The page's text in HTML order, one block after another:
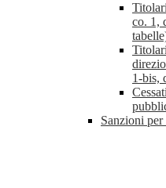
co. 1,
1-bis,
Sanzioni